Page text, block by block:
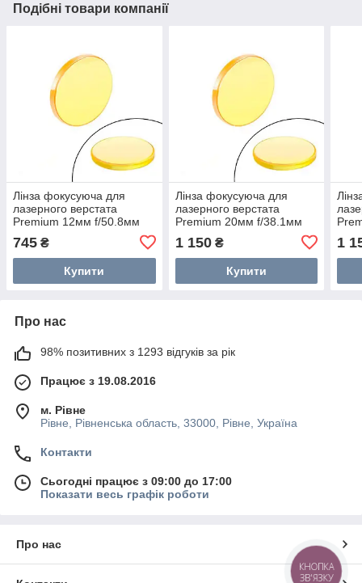
Подібні товари компанії
Лінза фокусуюча для
лазерного верстата
Premium 12мм f/50.8мм
745 ₴
Купити
Лінза фокусуюча для
лазерного верстата
Premium 20мм f/38.1мм
1 150₴
Купити
1
Про нас
98% позитивних з 1293 відгуків за рік
Працює з 19.08.2016
м. Рівне
Рівне, Рівненська область, 33000, Рівне, Україна
Контакти
Сьогодні працює з 09:00 до 17:00
Показати весь графік роботи
Про нас
КНОПКА
ЗВ'ЯЗКУ